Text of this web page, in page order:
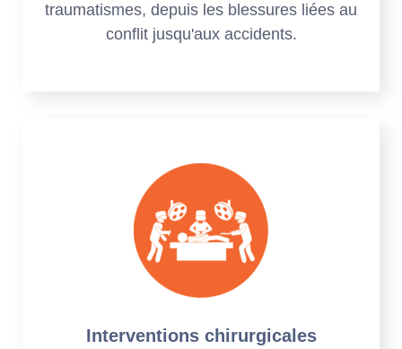
traumatismes, depuis les blessures liées au
conflit jusqu'aux accidents.
Interventions chirurgicales